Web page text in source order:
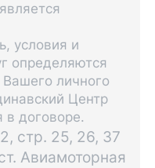
условия и
определяются
личного
Центр
в договоре.
стр. 25, 26, 37
Авиамоторная